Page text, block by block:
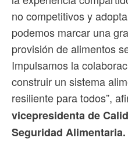
no competitivos y
podemos marcar una
provisión de alimentos
Impulsamos la
construir un sistema
resiliente para todos”,
vicepresidenta de
Seguridad Alimentaria.